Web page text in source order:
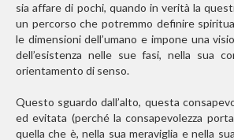
sia affare di pochi, quando in verità la
un percorso che potremmo definire
le dimensioni dell’umano e impone una
dell’esistenza nelle sue fasi, nella sua
orientamento di senso.
Questo sguardo dall’alto, questa
ed evitata (perché la consapevolezza
quella che è, nella sua meraviglia e nella